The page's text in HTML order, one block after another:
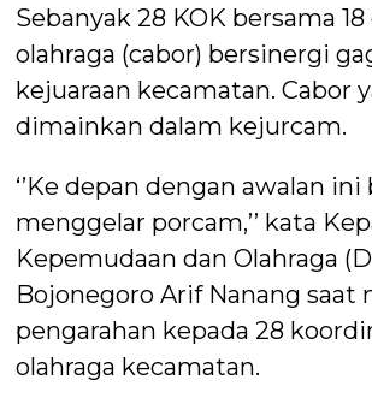
Sebanyak 28 KOK bersama
olahraga (cabor) bersinergi
kejuaraan kecamatan. Cabor
dimainkan dalam kejurcam.
‘’Ke depan dengan awalan ini
menggelar porcam,’’ kata
Kepemudaan dan Olahraga
Bojonegoro Arif Nanang saat
pengarahan kepada 28
olahraga kecamatan.